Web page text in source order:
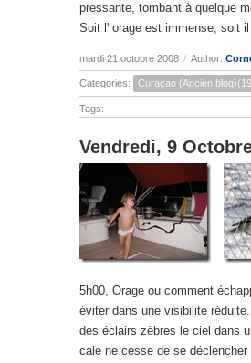
pressante, tombant à quelque
Soit l' orage est immense, soit
mardi 21 octobre 2008 / Author:
Categories: Curaçao (Ancien
Tags:
Vendredi, 9
5h00, Orage ou comment
éviter dans une visibilité
des éclairs zèbres le ciel dans
cale ne cesse de se